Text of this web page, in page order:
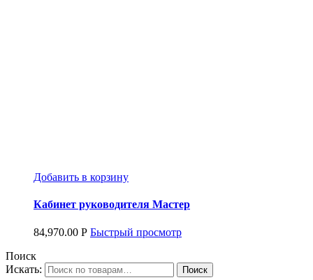
Добавить в корзину
Кабинет руководителя Мастер
84,970.00 Р Быстрый просмотр
Поиск
Искать: